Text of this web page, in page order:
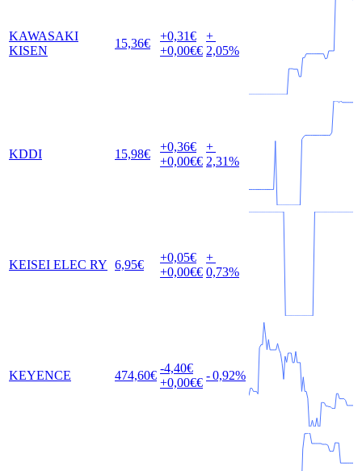
KAWASAKI
KISEN
15,36€
+0,31€
+0,00€€
+
2,05%
KDDI 15,98€
+0,36€
+0,00€€
+
2,31%
KEISEI ELEC RY 6,95€
+0,05€
+0,00€€
+
0,73%
KEYENCE 474,60€
-4,40€
+0,00€€
-0,92%